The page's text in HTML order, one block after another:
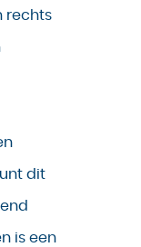
rechts
dit
is een